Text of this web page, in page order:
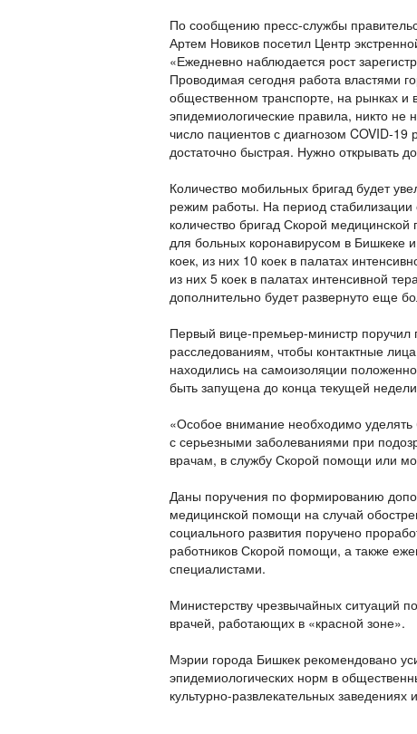
По сообщению пресс-службы
Артем Новиков посетил Центр
«Ежедневно наблюдается рост
Проводимая сегодня работа властями
общественном транспорте, на рынках и
эпидемиологические правила, никто
число пациентов с диагнозом COVID-
достаточно быстрая. Нужно открывать
Количество мобильных бригад будет
режим работы. На период стабилизации
количество бригад Скорой
для больных коронавирусом в Бишкеке
коек, из них 10 коек в палатах
из них 5 коек в палатах интенсивной
дополнительно будет развернуто еще
Первый вице-премьер-министр поручил
расследованиям, чтобы контактные
находились на самоизоляции
быть запущена до конца текущей
«Особое внимание необходимо
с серьезными заболеваниями при
врачам, в службу Скорой помощи или
Даны поручения по формированию
медицинской помощи на случай
социального развития поручено
работников Скорой помощи, а также
специалистами.
Министерству чрезвычайных ситуаций
врачей, работающих в «красной зоне».
Мэрии города Бишкек рекомендовано
эпидемиологических норм в
культурно-развлекательных